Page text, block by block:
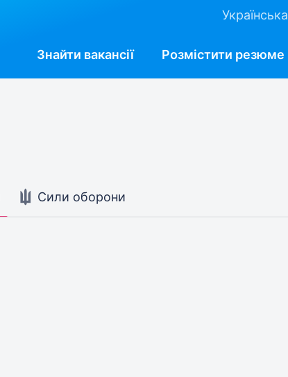
Українська
Знайти вакансії Розмістити резюме
Сили оборони